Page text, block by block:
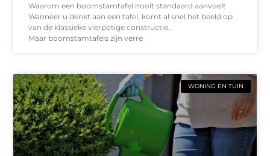
Waarom een boomstamtafel nooit standaard aanvoelt
Wanneer u denkt aan een tafel, komt al snel het beeld op
van de klassieke vierpotige constructie.
Maar boomstamtafels zijn verre
WONING EN TUIN